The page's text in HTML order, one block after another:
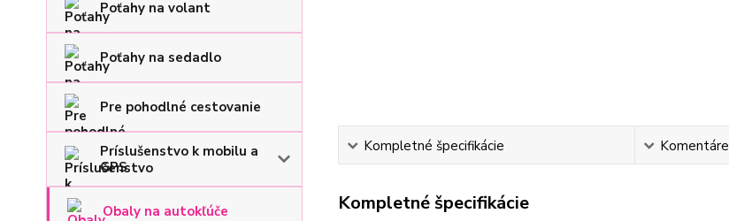
Poťahy na volant
Poťahy na sedadlo
Pre pohodlné cestovanie
Príslušenstvo k mobilu a
GPS
Obaly na autokľúče
Kompletné špecifikácie Komentáre
Kompletné špecifikácie